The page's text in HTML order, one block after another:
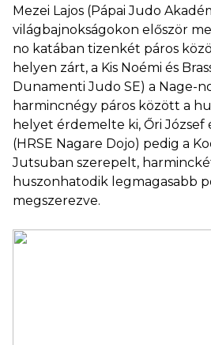
Mezei Lajos (Pápai Judo
világbajnokságokon először
no katában tizenkét páros
helyen zárt, a Kis Noémi és
Dunamenti Judo SE) a Nage-
harmincnégy páros között a
helyet érdemelte ki, Őri József
(HRSE Nagare Dojo) pedig a
Jutsuban szerepelt,
huszonhatodik legmagasabb
megszerezve.